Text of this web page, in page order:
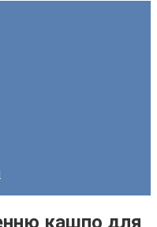
кашпо для